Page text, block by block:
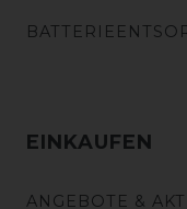
EINKAUFEN
ANGEBOTE &